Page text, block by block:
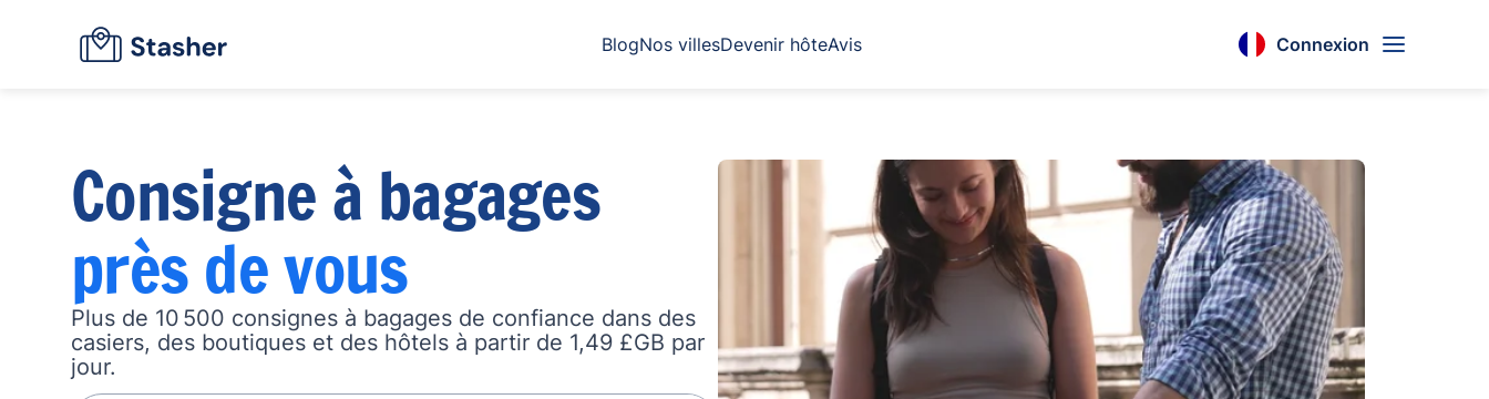
BlogNos villesDevenir hôteAvis Connexion
Consigne à bagages
près de vous
Plus de 10 500 consignes à bagages de confiance dans des
casiers, des boutiques et des hôtels à partir de 1,49 £GB par
jour.